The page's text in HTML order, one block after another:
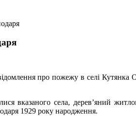
про пожежу в селі Кутянка
вказаного села, дерев’яний
1929 року народження.